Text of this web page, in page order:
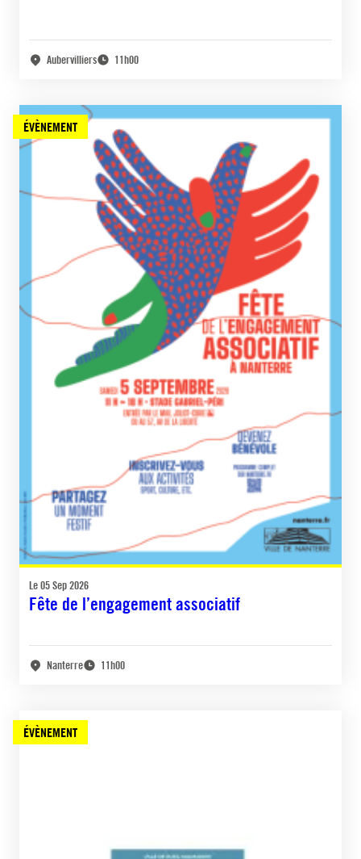
Aubervilliers 11h00
ÉVÈNEMENT
Le 05 Sep 2026
Fête de l’engagement associatif
Nanterre 11h00
ÉVÈNEMENT